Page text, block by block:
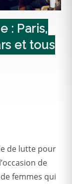
: Paris,
et tous
de lutte pour
de
femmes qui